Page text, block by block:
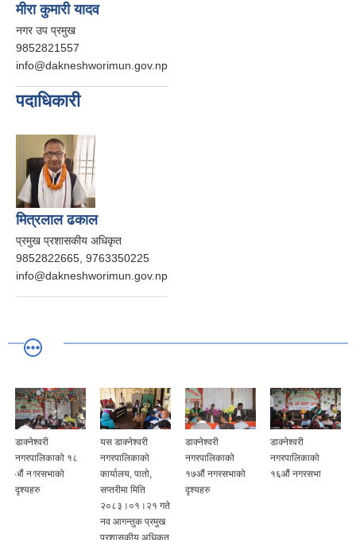
मीरा कुमारी यादव
नगर उप प्रमुख
9852821557
info@dakneshworimun.gov.np
पदाधिकारी
मित्रलाल ढकाल
प्रमुख प्रशासकीय अधिकृत
9852822665, 9763350225
info@dakneshworimun.gov.np
डाक्नेश्वरी
नगरपालिकाको १८
औं नगरसभाको
दृश्यहरु
यस डाक्नेश्वरी
नगरपालिकाको
कार्यालय, पातो,
सप्तरीमा मिति
२०८३।०१।२१ गते
नव आगन्तुक प्रमुख
प्रशासकीय अधिकृत
डाक्नेश्वरी
नगरपालिकाको
१७औं नगरसभाको
दृश्यहरु
डाक्नेश्वरी
नगरपालिकाको
१६औं नगरसभा